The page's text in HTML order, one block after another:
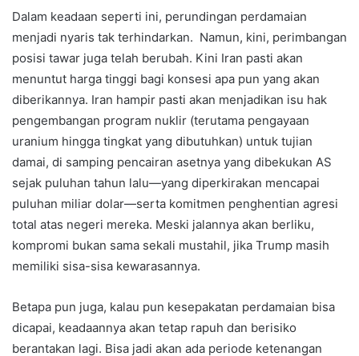
Dalam keadaan seperti ini, perundingan perdamaian
menjadi nyaris tak terhindarkan. Namun, kini, perimbangan
posisi tawar juga telah berubah. Kini Iran pasti akan
menuntut harga tinggi bagi konsesi apa pun yang akan
diberikannya. Iran hampir pasti akan menjadikan isu hak
pengembangan program nuklir (terutama pengayaan
uranium hingga tingkat yang dibutuhkan) untuk tujian
damai, di samping pencairan asetnya yang dibekukan AS
sejak puluhan tahun lalu—yang diperkirakan mencapai
puluhan miliar dolar—serta komitmen penghentian agresi
total atas negeri mereka. Meski jalannya akan berliku,
kompromi bukan sama sekali mustahil, jika Trump masih
memiliki sisa-sisa kewarasannya.
Betapa pun juga, kalau pun kesepakatan perdamaian bisa
dicapai, keadaannya akan tetap rapuh dan berisiko
berantakan lagi. Bisa jadi akan ada periode ketenangan